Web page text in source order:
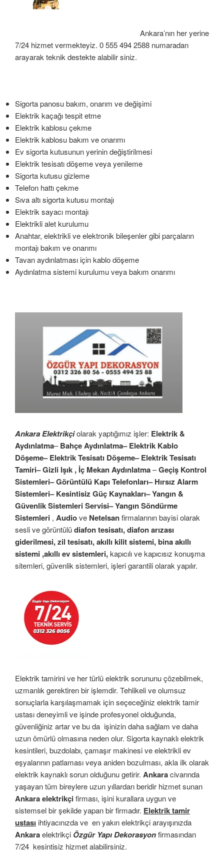
Ankara’nın her yerine
7/24 hizmet vermekteyiz. 0 555 494 2588 numaradan
arayarak teknik destekte alabilir siniz.
Sigorta panosu bakım, onarım ve değişimi
Elektrik kaçağı tespit etme
Elektrik kablosu çekme
Elektrik kablosu bakım ve onarımı
Ev sigorta kutusunun yerinin değiştirilmesi
Elektrik tesisatı döşeme veya yenileme
Sigorta kutusu gizleme
Telefon hattı çekme
Sıva altı sigorta kutusu montajı
Elektrik sayacı montajı
Elektrikli alet kurulumu
Anahtar, elektrikli ve elektronik bileşenler gibi parçaların
montajı bakım ve onarımı
Tavan aydınlatması için kablo döşeme
Aydınlatma sistemi kurulumu veya bakım onarımı
Ankara Elektrikçiolarak yaptığımız işler: Elektrik &
Aydınlatma–Bahçe Aydınlatma– Elektrik Kablo
Döşeme– Elektrik Tesisatı Döşeme– Elektrik Tesisatı
Tamiri– Gizli Işık , İç Mekan Aydınlatma–Geçiş Kontrol
Sistemleri– Görüntülü Kapı Telefonları– Hırsız Alarm
Sistemleri– Kesintisiz Güç Kaynakları– Yangın &
Güvenlik Sistemleri Servisi– Yangın Söndürme
Sistemleri , Audiove Netelsanfirmalarının bayisi olarak
sesli ve görüntülüdiafon tesisatı, diafon arızası
giderilmesi, zil tesisatı, akıllı kilit sistemi, bina akıllı
sistemi ,akıllı ev sistemleri,kapıcılı ve kapıcısız konuşma
sitemleri, güvenlik sistemleri, işleri garantili olarak yapılır.
Elektrik tamirini ve her türlü elektrik sorununu çözebilmek,
uzmanlık gerektiren bir işlemdir. Tehlikeli ve olumsuz
sonuçlarla karşılaşmamak için seçeceğiniz elektrik tamir
ustası deneyimli ve işinde profesyonel olduğunda,
güvenliğiniz artar ve bu da işinizin daha sağlam ve daha
uzun ömürlü olmasına neden olur. Sigorta kaynaklı elektrik
kesintileri, buzdolabı, çamaşır makinesi ve elektrikli ev
eşyalarının patlaması veya aniden bozulması, akla ilk olarak
elektrik kaynaklı sorun olduğunu getirir. Ankaracivarında
yaşayan tüm bireylere uzun yıllardan beridir hizmet sunan
Ankara elektrikçifirması, işini kurallara uygun ve
sistemsel bir şekilde yapan bir firmadır. Elektrik tamir
ustası ihtiyacınızda ve en yakın elektrikçi arayışınızda
Ankaraelektrikçi Özgür Yapı Dekorasyonfirmasından
7/24 kesintisiz hizmet alabilirsiniz.